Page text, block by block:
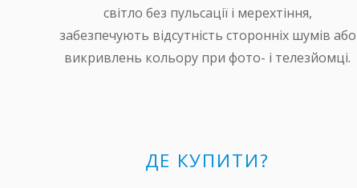
світло без пульсації і мерехтіння,
забезпечують відсутність сторонніх шумів або
викривлень кольору при фото- і телезйомці.
ДЕ КУПИТИ?